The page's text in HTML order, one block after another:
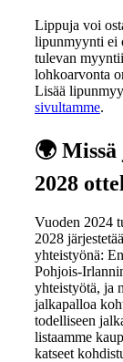
Lippuja voi
lipunmyynti ei
tulevan
lohkoarvonta
Lisää
sivultamme.
🌍
2028
Vuoden 2024
2028
yhteistyönä:
Pohjois-
yhteistyötä, ja
jalkapalloa
todelliseen
listaamme
katseet